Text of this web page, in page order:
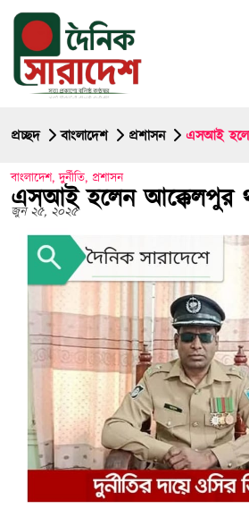
প্রচ্ছদ বাংলাদেশ প্রশাসন এসআই
বাংলাদেশ,দুর্নীতি, প্রশাসন
এসআই হলেন আক্কেলপুর
জুন ২৫, ২০২৫